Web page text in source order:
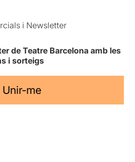
i Newsletter
de Teatre Barcelona amb les
i sorteigs
Unir-me